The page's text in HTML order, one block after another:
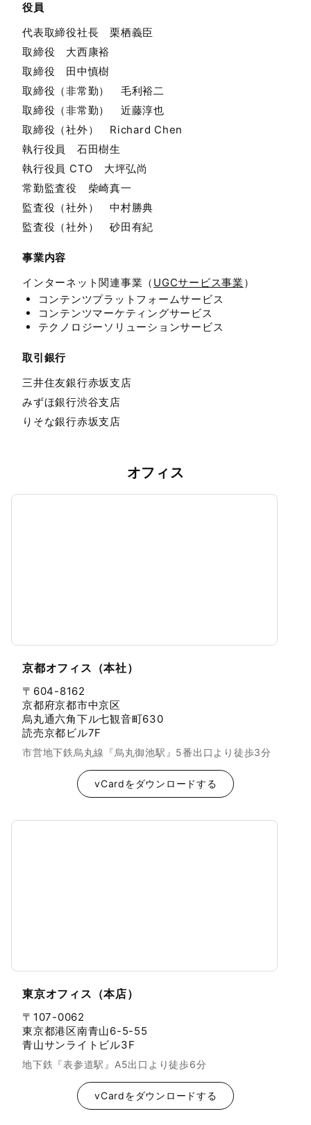
役員
代表取締役社長 栗栖義臣
取締役 大西康裕
取締役 田中慎樹
取締役（非常勤） 毛利裕二
取締役（非常勤） 近藤淳也
取締役（社外） Richard Chen
執行役員 石田樹生
執行役員 CTO 大坪弘尚
常勤監査役 柴崎真一
監査役（社外） 中村勝典
監査役（社外） 砂田有紀
事業内容
インターネット関連事業（ UGCサービス事業 ）
コンテンツプラットフォームサービス
コンテンツマーケティングサービス
テクノロジーソリューションサービス
取引銀行
三井住友銀行赤坂支店
みずほ銀行渋谷支店
りそな銀行赤坂支店
オフィス
京都オフィス（本社）
〒604-8162
京都府京都市中京区
烏丸通六角下ル七観音町630
読売京都ビル7F
市営地下鉄烏丸線『烏丸御池駅』5番出口より徒歩3分
vCardをダウンロードする
東京オフィス（本店）
〒107-0062
東京都港区南青山6-5-55
青山サンライトビル3F
地下鉄『表参道駅』A5出口より徒歩6分
vCardをダウンロードする